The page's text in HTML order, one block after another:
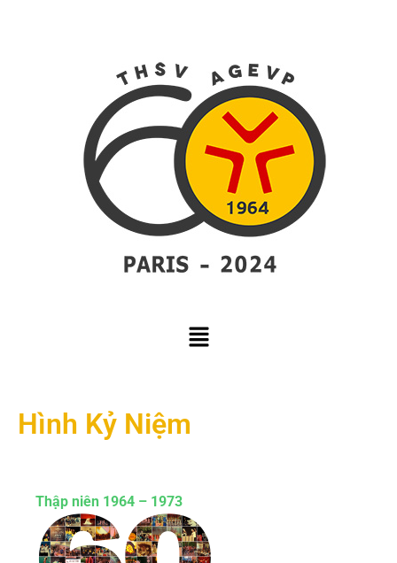
Hình Kỷ Niệm
Thập niên 1964 – 1973